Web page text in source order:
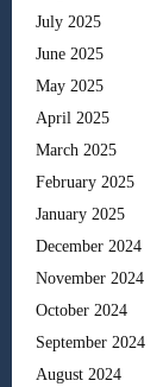
July 2025
June 2025
May 2025
April 2025
March 2025
February 2025
January 2025
December 2024
November 2024
October 2024
September 2024
August 2024